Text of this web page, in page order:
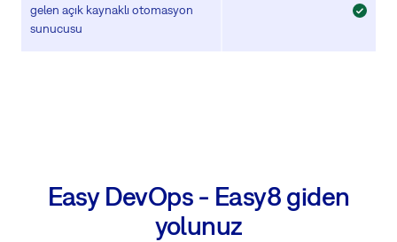
gelen açık kaynaklı otomasyon
sunucusu
Easy DevOps - Easy8 giden
yolunuz